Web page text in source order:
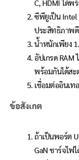
C, HDMI ได้พ
ซีพียูเป็น Intel
ประสิทธิภาพดี
น้ำหนักเพียง
อัปเกรด RAM
พร้อมกันได้สะ
เชื่อมต่ออินเท
ข้อสังเกต
ถ้าเป็นพอร์ต
GaN ชาร์จไฟไ